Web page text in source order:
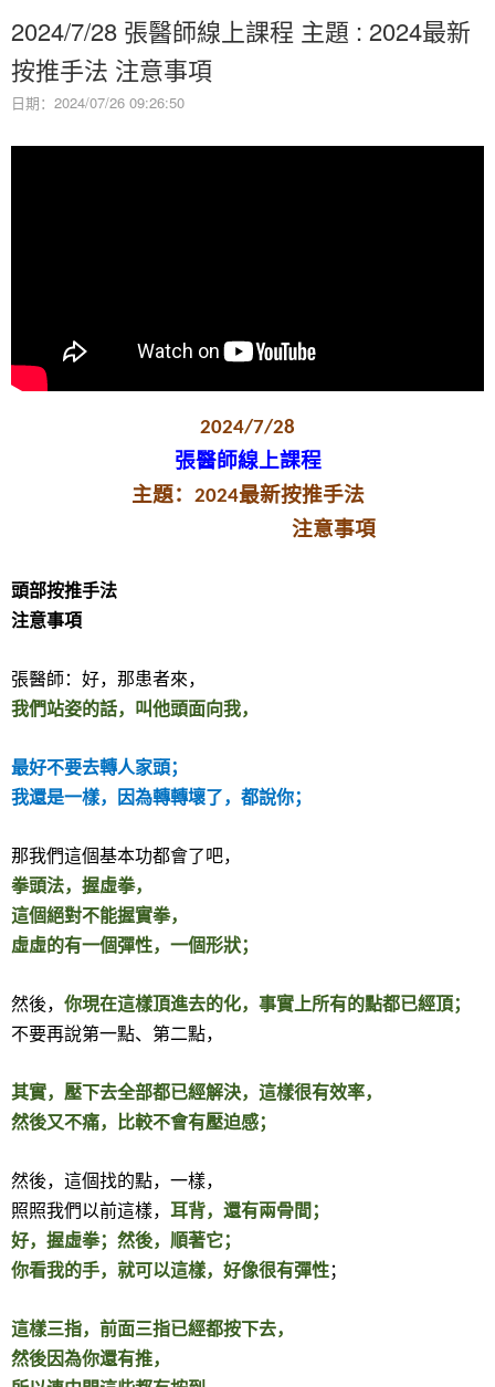
2024/7/28 張醫師線上課程 主題 : 2024最新
按推手法 注意事項
日期：2024/07/26 09:26:50
2024/7/28
張醫師線上課程
主題：
2024最新按推手法
注意事項
頭部按推手法
注意事項
張醫師：好，那患者來，
我們站姿的話，叫他頭面向我，
最好不要去轉人家頭；
我還是一樣，因為轉轉壞了，都說你；
那我們這個基本功都會了吧，
拳頭法，握虛拳，
這個絕對不能握實拳，
虛虛的有一個彈性，一個形狀；
然後， 你現在這樣頂進去的化，事實上所有的點都已經頂；
不要再說第一點、第二點，
其實，壓下去全部都已經解決，這樣很有效率，
然後又不痛，比較不會有壓迫感；
然後，這個找的點，一樣，
照照我們以前這樣， 耳背，還有兩骨間；
好，握虛拳；然後，順著它；
你看我的手，就可以這樣，好像很有彈性；
這樣三指，前面三指已經都按下去，
然後因為你還有推，